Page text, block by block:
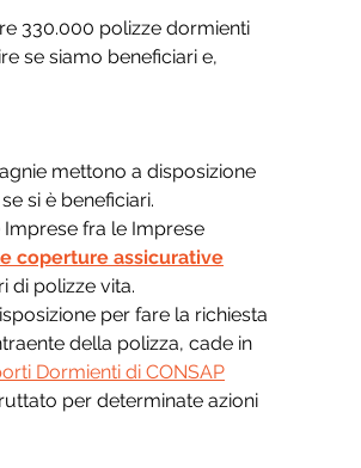
330.000 polizze dormienti
se siamo beneficiari e,
mettono a disposizione
si è beneficiari.
Imprese fra le Imprese
coperture assicurative
di polizze vita.
per fare la richiesta
della polizza, cade in
Dormienti di CONSAP
per determinate azioni